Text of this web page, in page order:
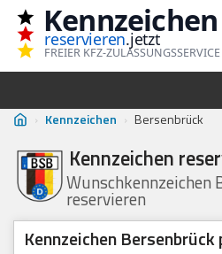
Zum
Inhalt
Kennzeichen
reservieren.jetzt
FREIER KFZ-ZULASSUNGSSERVICE
› Kennzeichen › Bersenbrück
Kennzeichen
Wunschkennzeichen
reservieren
Kennzeichen